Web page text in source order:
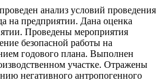
анализ условий проведения
на предприятии. Дана оценка
Проведены мероприятия
безопасной работы на
годового плана. Выполнен
участке. Отражены
негативного антропогенного